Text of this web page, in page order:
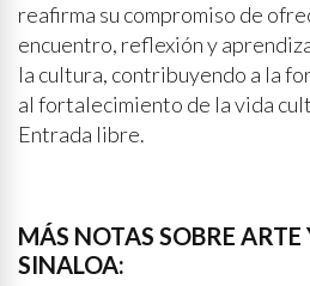
reafirma su compromiso de
encuentro, reflexión y
la cultura, contribuyendo a la
al fortalecimiento de la vida
Entrada libre.
MÁS NOTAS SOBRE ARTE
SINALOA: